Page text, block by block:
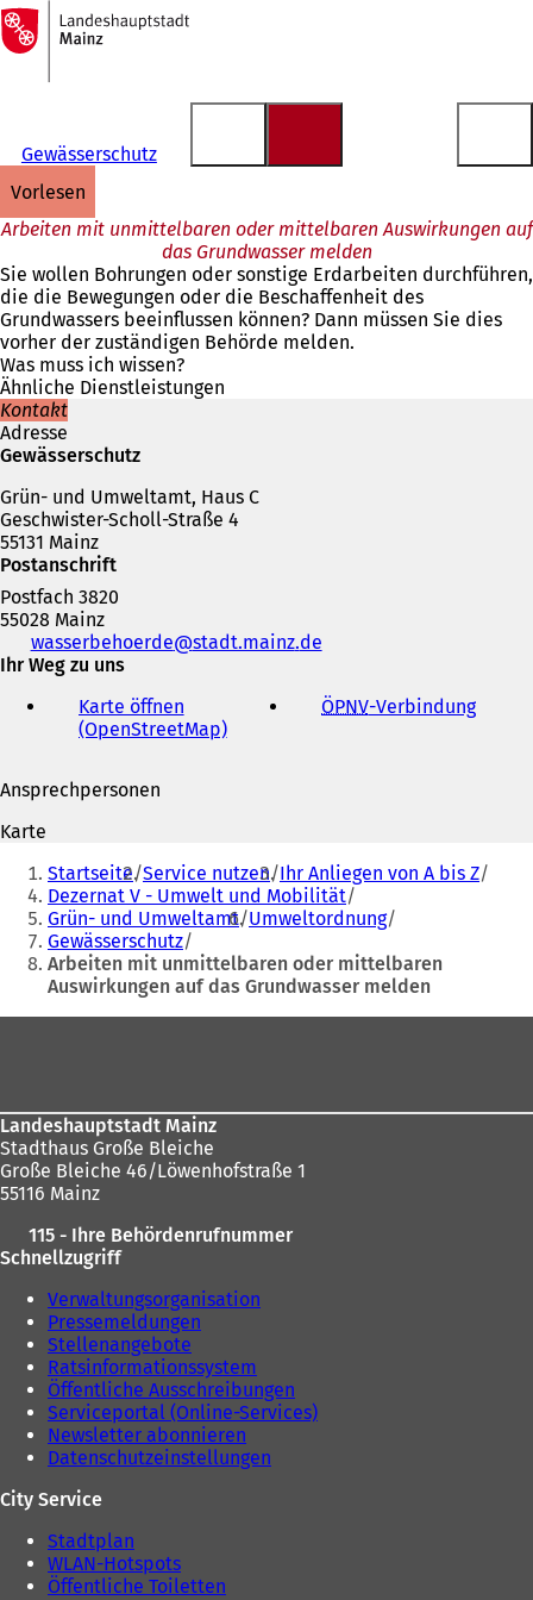
Inhalt anspringen
Zur
Startseite
Gewässerschutz
vorlesen
Arbeiten mit unmittelbaren oder mittelbaren Auswirkungen auf
das Grundwasser melden
Sie wollen Bohrungen oder sonstige Erdarbeiten durchführen,
die die Bewegungen oder die Beschaffenheit des
Grundwassers beeinflussen können? Dann müssen Sie dies
vorher der zuständigen Behörde melden.
Was muss ich wissen?
Ähnliche Dienstleistungen
Kontakt
Adresse
Gewässerschutz
Grün- und Umweltamt, Haus C
Geschwister-Scholl-Straße 4
55131 Mainz
Postanschrift
Postfach 3820
55028 Mainz
Telefon,
Fax
wasserbehoerde stadt.mainz de
Ihr Weg zu uns
Karte öffnen
(OpenStreetMap)(
t
i
n
e
i
n
e
m
e
T
a
)
ÖPNV-Verbindung(
i
n
n
n
Ansprechpersonen
Karte
Sie
befinden
sich
hier:
Startseite Service nutzen Ihr Anliegen von A bis Z
Dezernat V - Umwelt und Mobilität
Grün- und Umweltamt Umweltordnung
Gewässerschutz
Arbeiten mit unmittelbaren oder mittelbaren
Auswirkungen auf das Grundwasser melden
Landeshauptstadt Mainz
Stadthaus Große Bleiche
Große Bleiche 46/Löwenhofstraße 1
55116 Mainz
115 - Ihre Behördenrufnummer
Schnellzugriff
Verwaltungsorganisation
Pressemeldungen
Stellenangebote
Ratsinformationssystem
Öffentliche Ausschreibungen
Serviceportal (Online-Services)
Newsletter abonnieren
Datenschutzeinstellungen
City Service
Stadtplan
WLAN-Hotspots
Öffentliche Toiletten